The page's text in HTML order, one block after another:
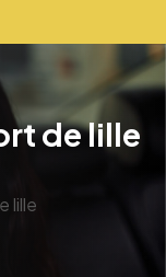
de lille
lille